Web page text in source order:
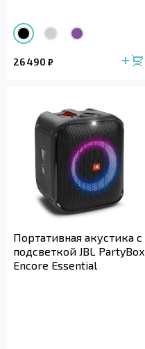
26 490 ₽
Портативная акустика с
подсветкой JBL PartyBox
Encore Essential